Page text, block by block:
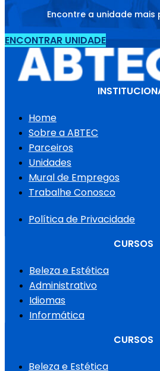
Encontre a unidade
ENCONTRAR UNIDADE
Home
Sobre a ABTEC
Parceiros
Unidades
Mural de Empregos
Trabalhe Conosco
Política de Privacidade
CURSOS
Beleza e Estética
Administrativo
Idiomas
Informática
CURSOS
Beleza e Estética